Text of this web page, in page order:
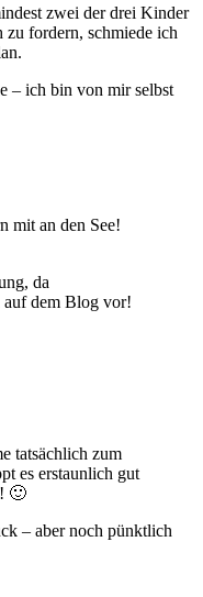
zwei der drei Kinder
fordern, schmiede ich
– ich bin von mir selbst
mit an den See!
da
dem Blog vor!
tatsächlich zum
es erstaunlich gut
🙂
– aber noch pünktlich